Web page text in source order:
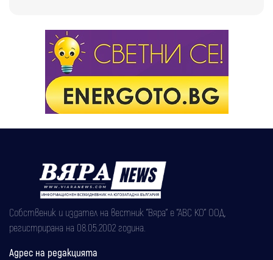
Собственик и издател на вестник "Вяра" е "АВС КО" ООД,
регистрирана на 08.05.2002 година.
Адрес на редакцията